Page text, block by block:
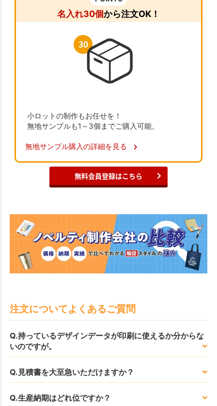
名入れ30個から注文OK！
小ロットの制作もお任せを！
無地サンプルも1～3個までご購入可能。
無地サンプル購入の詳細を見る
無料会員登録はこちら
注文についてよくあるご質問
Q.持っているデザインデータが印刷に使えるか分からな
いのですが。
Q.見積書を大至急いただけますか？
Q.生産納期はどれ位ですか？